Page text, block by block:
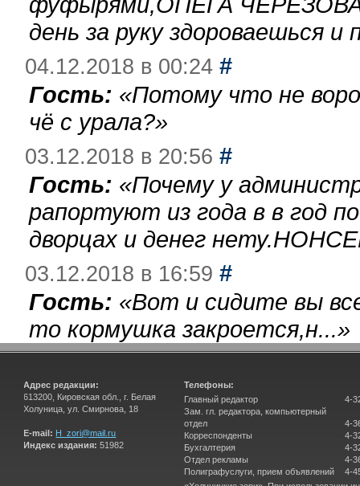
день за руку здороваешься
04.12.2018 в 00:24 #
Гость: «Потому что не
чё с урала?»
03.12.2018 в 20:56 #
Гость: «Почему у
рапортуют из года в в год
дворцах и денег
03.12.2018 в 16:59 #
Гость: «Вот и сидите вы
то кормушка закроется,н...»
Адрес редакции:
613200, Кировская обл., г. Белая
Холуница, ул. Смирнова, 18
E-mail: H_zori@mail.ru
Индекс издания: 51982
Телефоны:
Главный редактор
Зам. гл. редактора, компьютерный
отдел
Корреспонденты
Бухгалтерия
Отдел рекламы
Полиграфуслуги, прием объявлений
4-
4-
4-
4-
4-
4-